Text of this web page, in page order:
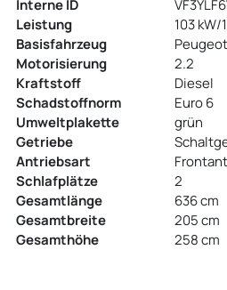
Interne ID
Leistung
103 kW/
Basisfahrzeug
Motorisierung
2.2
Kraftstoff
Diesel
Schadstoffnorm
Euro 6
Umweltplakette
grün
Getriebe
Antriebsart
Schlafplätze
2
Gesamtlänge
636 cm
Gesamtbreite
205 cm
Gesamthöhe
258 cm